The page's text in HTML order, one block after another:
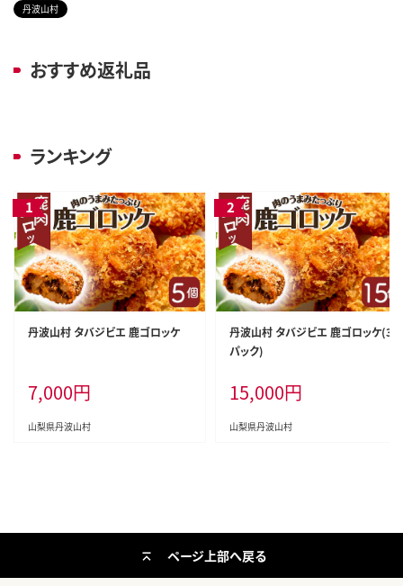
丹波山村
おすすめ返礼品
ランキング
丹波山村 タバジビエ 鹿ゴロッケ
7,000円
山梨県丹波山村
丹波山村 タバジビエ 鹿ゴロッケ(3
パック)
15,000円
山梨県丹波山村
ページ上部へ戻る